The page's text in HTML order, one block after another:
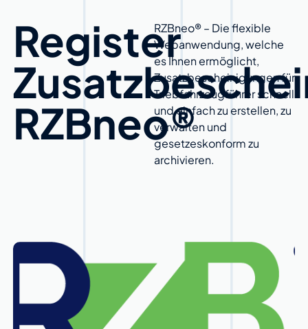
Register
RZBneo®
RZBneo® – Die flexible
Webanwendung, welche
es Ihnen ermöglicht,
Zusatzbescheinigungen für
Triebfahrzeugführer schnell
und einfach zu erstellen, zu
verwalten und
gesetzeskonform zu
archivieren.